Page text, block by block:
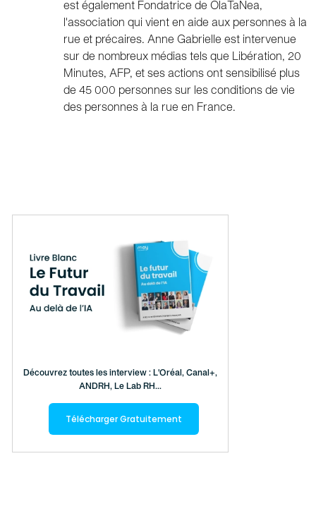
est également Fondatrice de OlaTaNea,
l'association qui vient en aide aux personnes à la
rue et précaires. Anne Gabrielle est intervenue
sur de nombreux médias tels que Libération, 20
Minutes, AFP, et ses actions ont sensibilisé plus
de 45 000 personnes sur les conditions de vie
des personnes à la rue en France.
Découvrez toutes les interview : L'Oréal, Canal+,
ANDRH, Le Lab RH...
Télécharger Gratuitement